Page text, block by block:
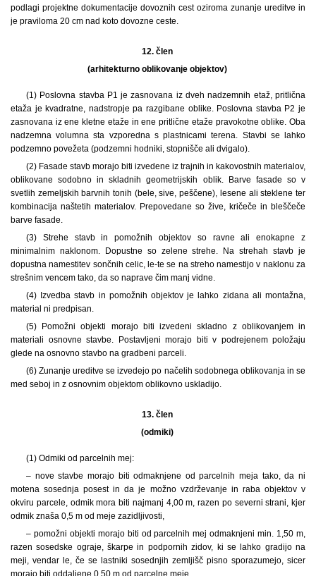
podlagi projektne dokumentacije dovoznih cest oziroma zunanje ureditve in
je praviloma 20 cm nad koto dovozne ceste.
12. člen
(arhitekturno oblikovanje objektov)
(1) Poslovna stavba P1 je zasnovana iz dveh nadzemnih etaž, pritlična
etaža je kvadratne, nadstropje pa razgibane oblike. Poslovna stavba P2 je
zasnovana iz ene kletne etaže in ene pritlične etaže pravokotne oblike. Oba
nadzemna volumna sta vzporedna s plastnicami terena. Stavbi se lahko
podzemno povežeta (podzemni hodniki, stopnišče ali dvigalo).
(2) Fasade stavb morajo biti izvedene iz trajnih in kakovostnih materialov,
oblikovane sodobno in skladnih geometrijskih oblik. Barve fasade so v
svetlih zemeljskih barvnih tonih (bele, sive, peščene), lesene ali steklene ter
kombinacija naštetih materialov. Prepovedane so žive, kričeče in bleščeče
barve fasade.
(3) Strehe stavb in pomožnih objektov so ravne ali enokapne z
minimalnim naklonom. Dopustne so zelene strehe. Na strehah stavb je
dopustna namestitev sončnih celic, le-te se na streho namestijo v naklonu za
strešnim vencem tako, da so naprave čim manj vidne.
(4) Izvedba stavb in pomožnih objektov je lahko zidana ali montažna,
material ni predpisan.
(5) Pomožni objekti morajo biti izvedeni skladno z oblikovanjem in
materiali osnovne stavbe. Postavljeni morajo biti v podrejenem položaju
glede na osnovno stavbo na gradbeni parceli.
(6) Zunanje ureditve se izvedejo po načelih sodobnega oblikovanja in se
med seboj in z osnovnim objektom oblikovno uskladijo.
13. člen
(odmiki)
(1) Odmiki od parcelnih mej:
– nove stavbe morajo biti odmaknjene od parcelnih meja tako, da ni
motena sosednja posest in da je možno vzdrževanje in raba objektov v
okviru parcele, odmik mora biti najmanj 4,00 m, razen po severni strani, kjer
odmik znaša 0,5 m od meje zazidljivosti,
– pomožni objekti morajo biti od parcelnih mej odmaknjeni min. 1,50 m,
razen sosedske ograje, škarpe in podpornih zidov, ki se lahko gradijo na
meji, vendar le, če se lastniki sosednjih zemljišč pisno sporazumejo, sicer
morajo biti oddaljene 0,50 m od parcelne meje.